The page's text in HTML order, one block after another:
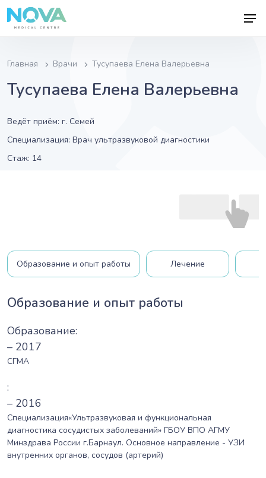
Главная Врачи Тусупаева Елена Валерьевна
Тусупаева Елена Валерьевна
Ведёт приём: г. Семей
Специализация: Врач ультразвуковой диагностики
Стаж: 14
Образование и опыт работы Лечение
Образование и опыт работы
Образование:
– 2017
СГМА
:
– 2016
Специализация«Ультразвуковая и функциональная
диагностика сосудистых заболеваний» ГБОУ ВПО АГМУ
Минздрава России г.Барнаул. Основное направление - УЗИ
внутренних органов, сосудов (артерий)